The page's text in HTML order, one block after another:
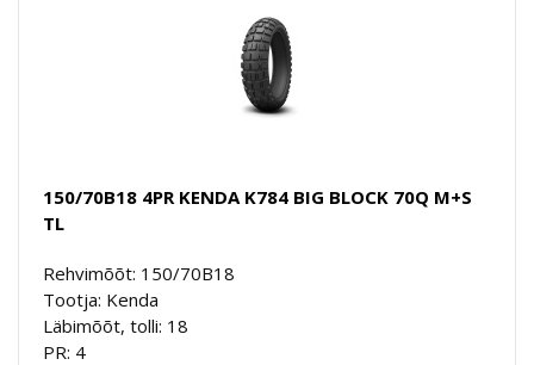
150/70B18 4PR KENDA K784 BIG BLOCK 70Q M+S
TL
Rehvimõõt: 150/70B18
Tootja: Kenda
Läbimõõt, tolli: 18
PR: 4